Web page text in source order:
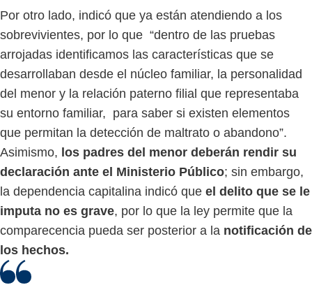
Por otro lado, indicó que ya están atendiendo a los
sobrevivientes, por lo que “dentro de las pruebas
arrojadas identificamos las características que se
desarrollaban desde el núcleo familiar, la personalidad
del menor y la relación paterno filial que representaba
su entorno familiar, para saber si existen elementos
que permitan la detección de maltrato o abandono”.
Asimismo, los padres del menor deberán rendir su
declaración ante el Ministerio Público; sin embargo,
la dependencia capitalina indicó que el delito que se le
imputa no es grave, por lo que la ley permite que la
comparecencia pueda ser posterior a la notificación de
los hechos.